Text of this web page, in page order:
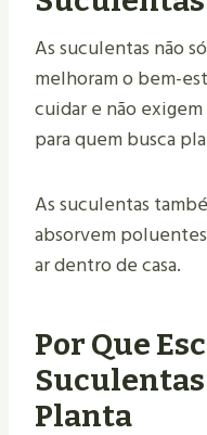
As suculentas não
melhoram o bem-
cuidar e não
para quem busca
As suculentas
absorvem
ar dentro de casa.
Por Que
Planta